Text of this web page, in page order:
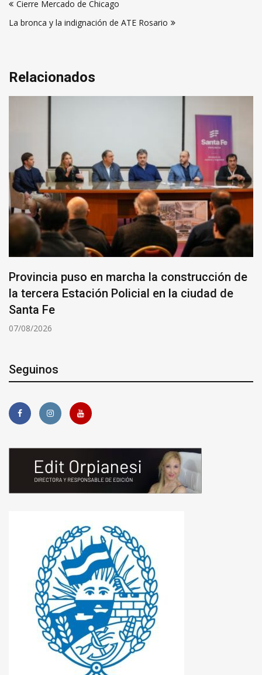
de
entradas
Cierre Mercado de Chicago
La bronca y la indignación de ATE Rosario
Relacionados
Provincia puso en marcha la construcción de
la tercera Estación Policial en la ciudad de
Santa Fe
07/08/2026
Seguinos